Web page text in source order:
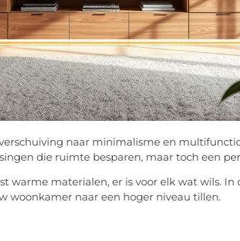
naar minimalisme en
die ruimte besparen, maar toch een
warme materialen, er is voor elk wat wils.
woonkamer naar een hoger niveau tillen.